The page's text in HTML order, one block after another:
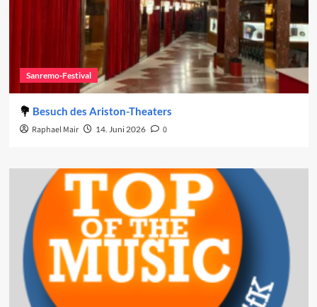
Sanremo-Festival
Besuch des Ariston-Theaters
Raphael Mair 14. Juni 2026 0